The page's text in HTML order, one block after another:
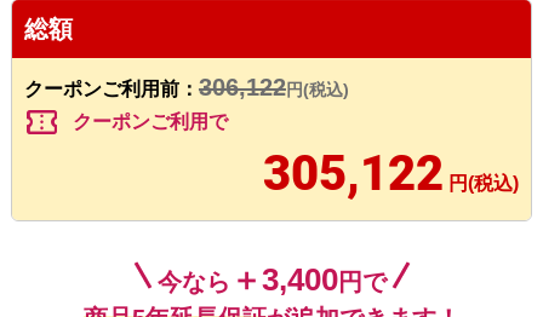
総額
クーポンご利用前： 306,122円(税込)
confirmation_number クーポンご利用で
305,122 円(税込)
今なら ＋3,400円で